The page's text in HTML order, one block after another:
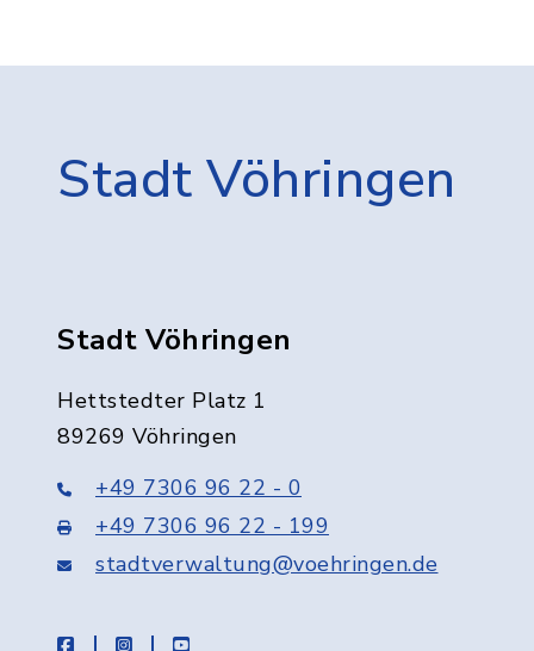
Stadt Vöhringen
Stadt Vöhringen
Hettstedter Platz 1
89269 Vöhringen
+49 7306 96 22 - 0
+49 7306 96 22 - 199
stadtverwaltung@voehringen.de
facebookinstagramyoutube